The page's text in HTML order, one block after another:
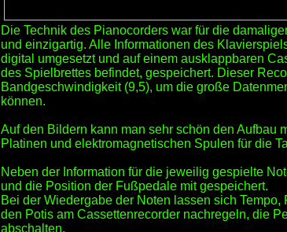
Die Technik des Pianocorders war für die
und einzigartig. Alle Informationen des
digital umgesetzt und auf einem ausklappbaren
des Spielbrettes befindet, gespeichert. Dieser
Bandgeschwindigkeit (9,5), um die große
können.
Auf den Bildern kann man sehr schön den Aufbau
Platinen und elektromagnetischen Spulen für die
Neben der Information für die jeweilig gespielte
und die Position der Fußpedale mit gespeichert.
Bei der Wiedergabe der Noten lassen sich
den Potis am Cassettenrecorder nachregeln, die
abschalten.